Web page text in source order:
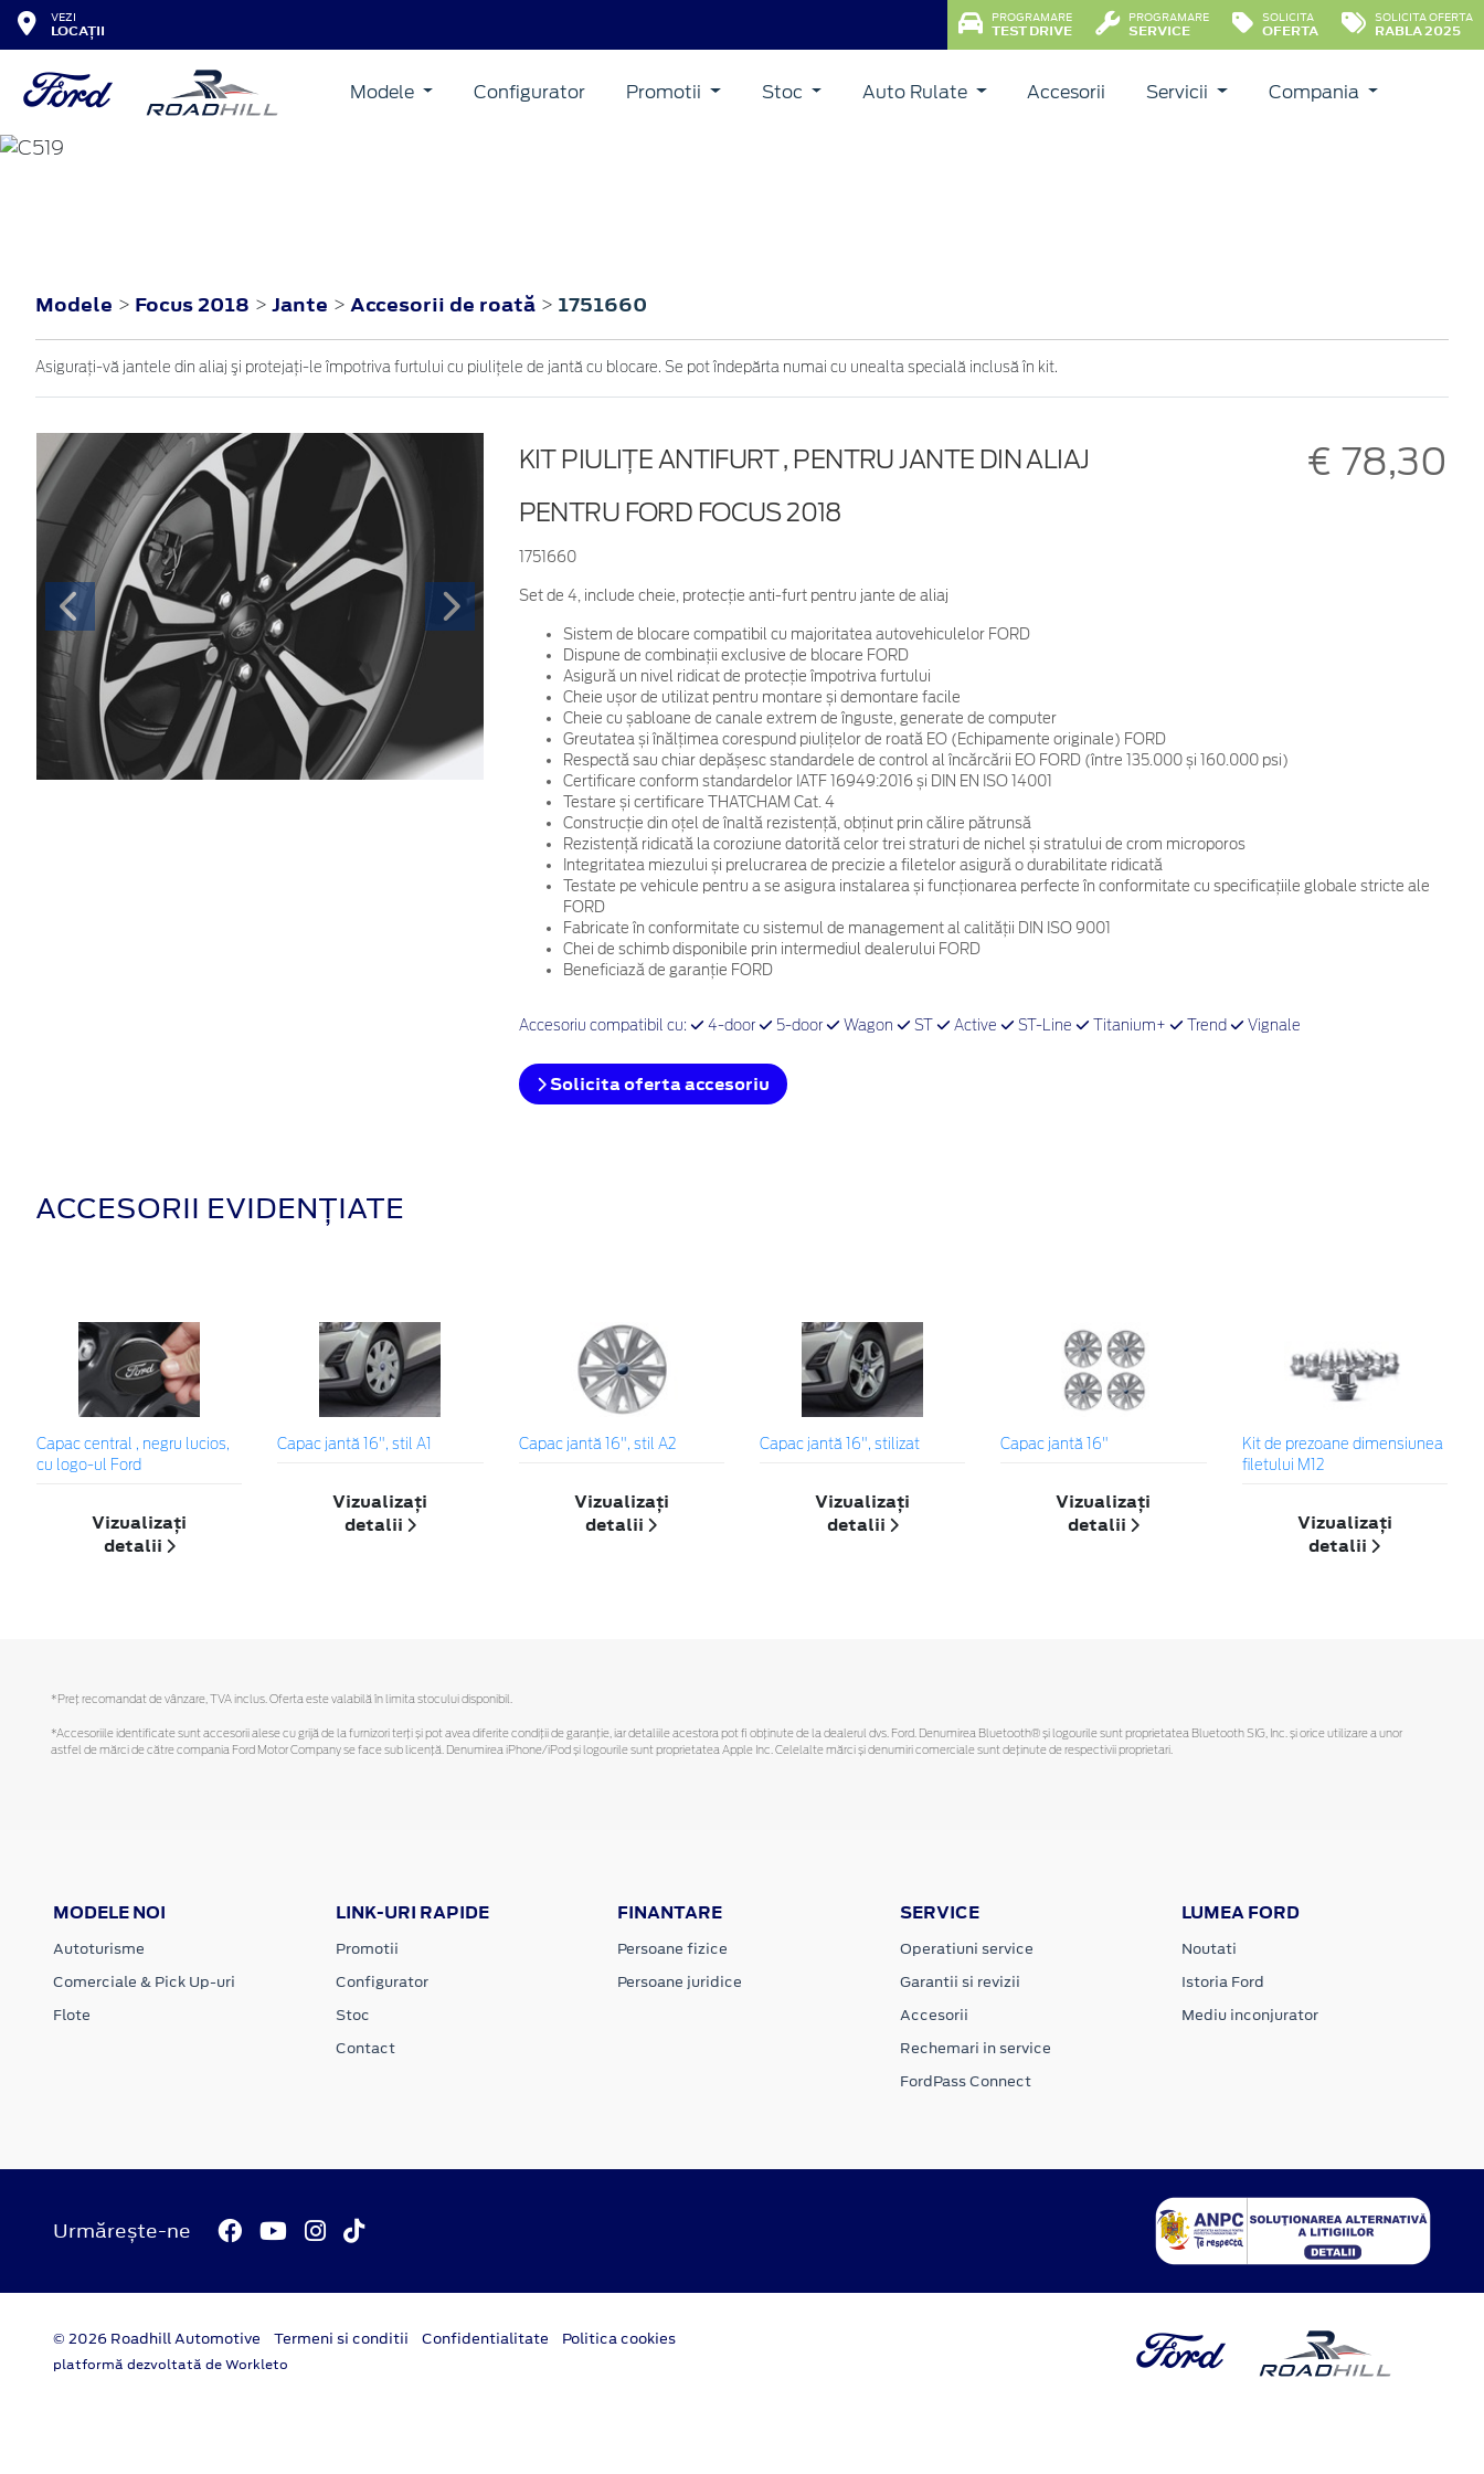
VEZI
LOCAȚII
PROGRAMARE
TEST DRIVE
PROGRAMARE
SERVICE
SOLICITA
OFERTA
SOLICITA OFERTA
RABLA 2025
Modele Configurator Promotii Stoc Auto Rulate Accesorii Servicii Compania
Modele > Focus 2018 > Jante > Accesorii de roată > 1751660
Asiguraţi-vă jantele din aliaj şi protejaţi-le împotriva furtului cu piuliţele de jantă cu blocare. Se pot îndepărta numai cu unealta specială inclusă în kit.
KIT PIULIŢE ANTIFURT , PENTRU JANTE DIN ALIAJ
PENTRU FORD FOCUS 2018
1751660
€ 78,30
Set de 4, include cheie, protecţie anti-furt pentru jante de aliaj
Sistem de blocare compatibil cu majoritatea autovehiculelor FORD
Dispune de combinații exclusive de blocare FORD
Asigură un nivel ridicat de protecție împotriva furtului
Cheie ușor de utilizat pentru montare și demontare facile
Cheie cu șabloane de canale extrem de înguste, generate de computer
Greutatea și înălțimea corespund piulițelor de roată EO (Echipamente originale) FORD
Respectă sau chiar depășesc standardele de control al încărcării EO FORD (între 135.000 și 160.000 psi)
Certificare conform standardelor IATF 16949:2016 și DIN EN ISO 14001
Testare și certificare THATCHAM Cat. 4
Construcție din oțel de înaltă rezistență, obținut prin călire pătrunsă
Rezistență ridicată la coroziune datorită celor trei straturi de nichel și stratului de crom microporos
Integritatea miezului și prelucrarea de precizie a filetelor asigură o durabilitate ridicată
Testate pe vehicule pentru a se asigura instalarea și funcționarea perfecte în conformitate cu specificațiile globale stricte ale
FORD
Fabricate în conformitate cu sistemul de management al calității DIN ISO 9001
Chei de schimb disponibile prin intermediul dealerului FORD
Beneficiază de garanție FORD
Accesoriu compatibil cu: 4-door 5-door Wagon ST Active ST-Line Titanium+ Trend Vignale
Solicita oferta accesoriu
ACCESORII EVIDENȚIATE
Capac central , negru lucios,
cu logo-ul Ford
Vizualizați
detalii
Capac jantă 16", stil A1
Vizualizați
detalii
Capac jantă 16", stil A2
Vizualizați
detalii
Capac jantă 16", stilizat
Vizualizați
detalii
Capac jantă 16"
Vizualizați
detalii
Kit de prezoane dimensiunea
filetului M12
Vizualizați
detalii
*Preţ recomandat de vânzare, TVA inclus. Oferta este valabilă în limita stocului disponibil.
*Accesoriile identificate sunt accesorii alese cu grijă de la furnizori terți și pot avea diferite condiții de garanție, iar detaliile acestora pot fi obținute de la dealerul dvs. Ford. Denumirea Bluetooth® și logourile sunt proprietatea Bluetooth SIG, Inc. și orice utilizare a unor
astfel de mărci de către compania Ford Motor Company se face sub licență. Denumirea iPhone/iPod și logourile sunt proprietatea Apple Inc. Celelalte mărci și denumiri comerciale sunt deținute de respectivii proprietari.
MODELE NOI
Autoturisme
Comerciale & Pick Up-uri
Flote
LINK-URI RAPIDE
Promotii
Configurator
Stoc
Contact
FINANTARE
Persoane fizice
Persoane juridice
SERVICE
Operatiuni service
Garantii si revizii
Accesorii
Rechemari in service
FordPass Connect
LUMEA FORD
Noutati
Istoria Ford
Mediu inconjurator
Urmărește-ne
© 2026 Roadhill Automotive Termeni si conditii Confidentialitate Politica cookies
platformă dezvoltată de Workleto